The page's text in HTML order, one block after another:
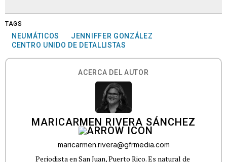
TAGS
NEUMÁTICOS
JENNIFFER GONZÁLEZ
CENTRO UNIDO DE DETALLISTAS
ACERCA DEL AUTOR
MARICARMEN RIVERA SÁNCHEZ
maricarmen.rivera@gfrmedia.com
Periodista en San Juan, Puerto Rico. Es natural de